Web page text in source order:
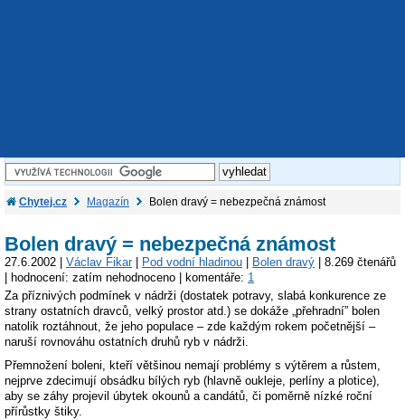
Chytej.cz Magazín Bolen dravý = nebezpečná známost
Bolen dravý = nebezpečná známost
27.6.2002 | Václav Fikar | Pod vodní hladinou | Bolen dravý | 8.269 čtenářů
| hodnocení: zatím nehodnoceno | komentáře: 1
Za příznivých podmínek v nádrži (dostatek potravy, slabá konkurence ze
strany ostatních dravců, velký prostor atd.) se dokáže „přehradní” bolen
natolik roztáhnout, že jeho populace – zde každým rokem početnější –
naruší rovnováhu ostatních druhů ryb v nádrži.
Přemnožení boleni, kteří většinou nemají problémy s výtěrem a růstem,
nejprve zdecimují obsádku bílých ryb (hlavně oukleje, perlíny a plotice),
aby se záhy projevil úbytek okounů a candátů, či poměrně nízké roční
přírůstky štiky.